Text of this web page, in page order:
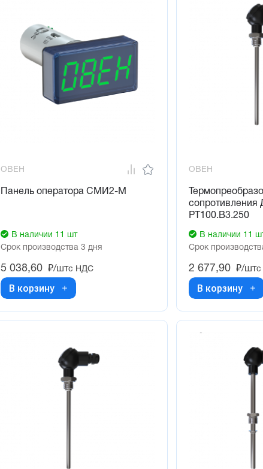
ОВЕН
Панель оператора СМИ2-М
В наличии 11 шт
Срок производства 3 дня
5 038,60 ₽/штс НДС
В корзину
ОВЕН
РТ100.В3.250
В наличии 11
Срок
2 677,90 ₽/шт
В корзину